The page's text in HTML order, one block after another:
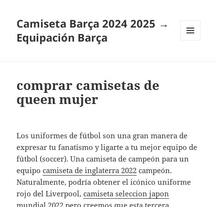
Camiseta Barça 2024 2025 →
Equipación Barça
comprar camisetas de
queen mujer
Los uniformes de fútbol son una gran manera de
expresar tu fanatismo y ligarte a tu mejor equipo de
fútbol (soccer). Una camiseta de campeón para un
equipocamiseta de inglaterra 2022 campeón.
Naturalmente, podría obtener el icónico uniforme
rojo del Liverpool,camiseta seleccion japon